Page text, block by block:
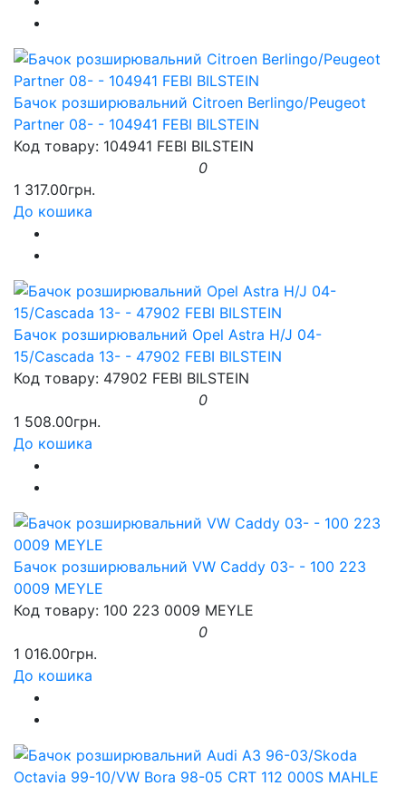
Бачок розширювальний Citroen Berlingo/Peugeot
Partner 08- - 104941 FEBI BILSTEIN
Код товару: 104941 FEBI BILSTEIN
0
1 317.00грн.
До кошика
Бачок розширювальний Opel Astra H/J 04-
15/Cascada 13- - 47902 FEBI BILSTEIN
Код товару: 47902 FEBI BILSTEIN
0
1 508.00грн.
До кошика
Бачок розширювальний VW Caddy 03- - 100 223
0009 MEYLE
Код товару: 100 223 0009 MEYLE
0
1 016.00грн.
До кошика